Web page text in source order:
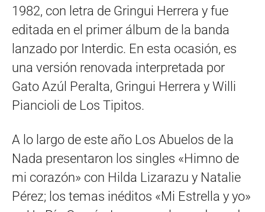
1982, con letra de Gringui Herrera y fue
editada en el primer álbum de la banda
lanzado por Interdic. En esta ocasión, es
una versión renovada interpretada por
Gato Azúl Peralta, Gringui Herrera y Willi
Piancioli de Los Tipitos.
A lo largo de este año Los Abuelos de la
Nada presentaron los singles «Himno de
mi corazón» con Hilda Lizarazu y Natalie
Pérez; los temas inéditos «Mi Estrella y yo»